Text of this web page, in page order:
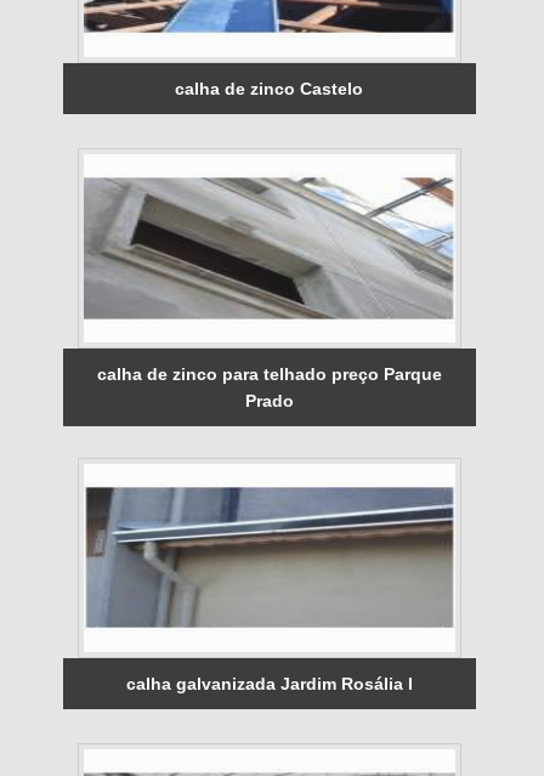
calha de zinco Castelo
calha de zinco para telhado preço Parque
Prado
calha galvanizada Jardim Rosália I